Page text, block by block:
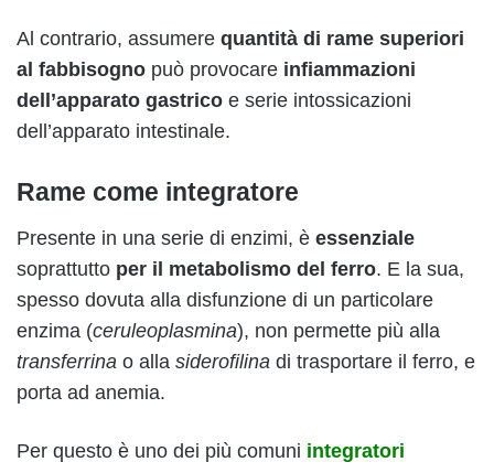
Al contrario, assumere quantità di rame superiori
al fabbisogno può provocare infiammazioni
dell’apparato gastrico e serie intossicazioni
dell’apparato intestinale.
Rame come integratore
Presente in una serie di enzimi, è essenziale
soprattutto per il metabolismo del ferro. E la sua,
spesso dovuta alla disfunzione di un particolare
enzima (ceruleoplasmina), non permette più alla
transferrina o alla siderofilina di trasportare il ferro, e
porta ad anemia.
Per questo è uno dei più comuni integratori